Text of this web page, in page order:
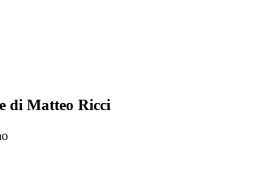
di Matteo Ricci